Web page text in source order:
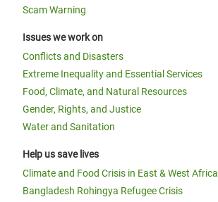
Scam Warning
Issues we work on
Conflicts and Disasters
Extreme Inequality and Essential Services
Food, Climate, and Natural Resources
Gender, Rights, and Justice
Water and Sanitation
Help us save lives
Climate and Food Crisis in East & West Africa
Bangladesh Rohingya Refugee Crisis